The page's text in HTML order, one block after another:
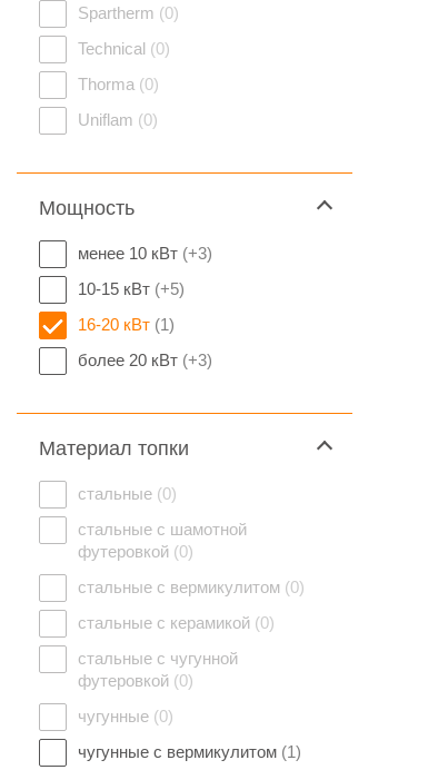
Spartherm (0)
Technical (0)
Thorma (0)
Uniflam (0)
Мощность
менее 10 кВт (+3)
10-15 кВт (+5)
16-20 кВт (1)
более 20 кВт (+3)
Материал топки
стальные (0)
стальные с шамотной
футеровкой (0)
стальные с вермикулитом (0)
стальные с керамикой (0)
стальные с чугунной
футеровкой (0)
чугунные (0)
чугунные с вермикулитом (1)